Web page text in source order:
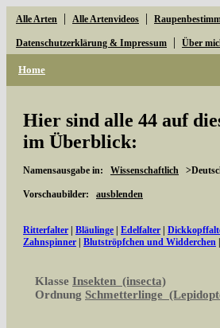
Alle Arten | Alle Artenvideos |
Datenschutzerklärung & Impressum | Über
Home
Hier sind alle 44 auf
im Überblick:
Namensausgabe in: Wissenschaftlich
Vorschaubilder: ausblenden
Ritterfalter Bläulinge Edelfalter
Zahnspinner
Blutströpfchen und Widderchen
Klasse Insekten (insecta)
Ordnung Schmetterlinge